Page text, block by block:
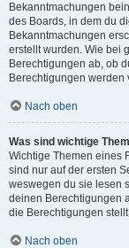
Bekanntmachungen
des Boards, in dem du
Bekanntmachungen
erstellt wurden. Wie bei
Berechtigungen ab, ob
Berechtigungen
Nach oben
Was sind wichtige
Wichtige Themen eines
sind nur auf der ersten
weswegen du sie lesen
deinen Berechtigungen
die Berechtigungen
Nach oben